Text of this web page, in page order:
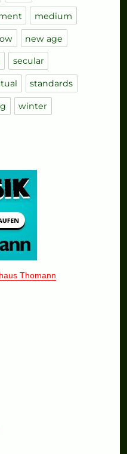
medium
new age
secular
standards
winter
Thomann